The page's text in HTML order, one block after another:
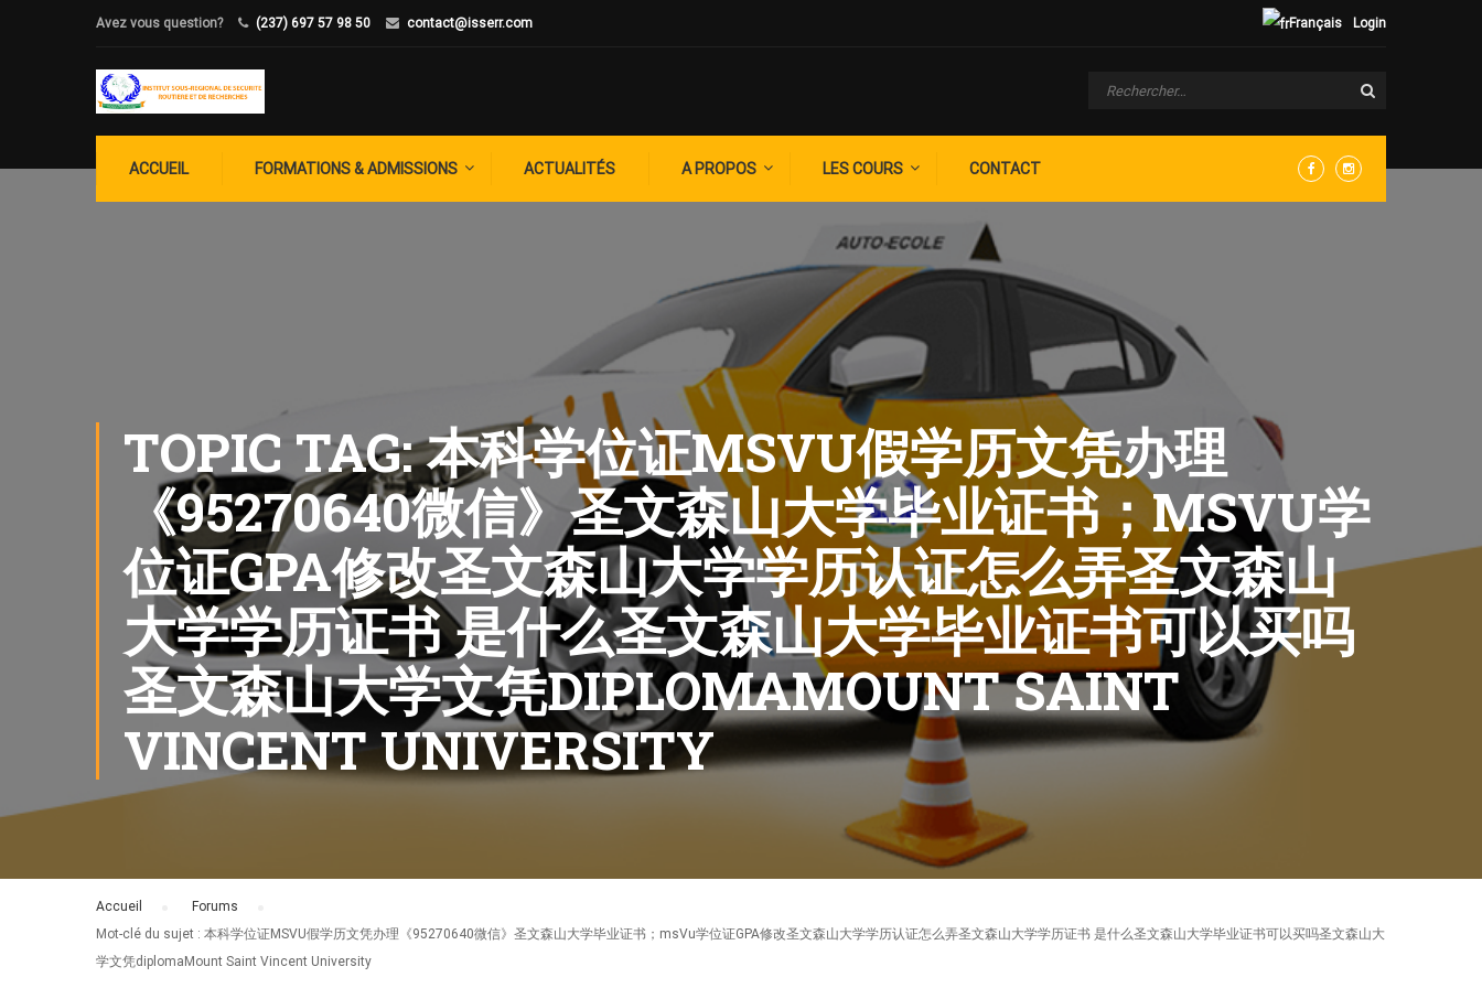
Avez vous question? (237) 697 57 98 50 contact@isserr.com Login
Français
ACCUEIL FORMATIONS & ADMISSIONS ACTUALITÉS A PROPOS LES COURS CONTACT
TOPIC TAG: 本科学位证MSVU假学历文凭办理
《95270640微信》圣文森山大学毕业证书；MSVU学
位证GPA修改圣文森山大学学历认证怎么弄圣文森山
大学学历证书 是什么圣文森山大学毕业证书可以买吗
圣文森山大学文凭DIPLOMAMOUNT SAINT
VINCENT UNIVERSITY
Accueil Forums
Mot-clé du sujet : 本科学位证MSVU假学历文凭办理《95270640微信》圣文森山大学毕业证书；msVu学位证GPA修改圣文森山大学学历认证怎么弄圣文森山大学学历证书 是什么圣文森山大学毕业证书可以买吗圣文森山大
学文凭diplomaMount Saint Vincent University